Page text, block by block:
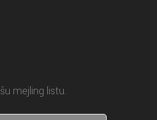
mejling listu.